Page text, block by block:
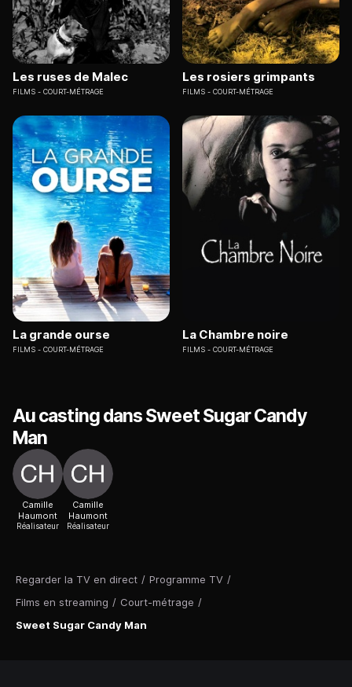
Regarder la TV en direct / Programme TV /
Films en streaming / Court-métrage /
Sweet Sugar Candy Man
Les ruses de Malec
FILMS COURT-MÉTRAGE
Les rosiers grimpants
FILMS COURT-MÉTRAGE
La grande ourse
FILMS COURT-MÉTRAGE
La Chambre noire
FILMS COURT-MÉTRAGE
Au casting dans Sweet Sugar Candy
Man
Camille
Haumont
Réalisateur
Camille
Haumont
Réalisateur